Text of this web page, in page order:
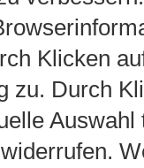
Klicken
zu. Durch